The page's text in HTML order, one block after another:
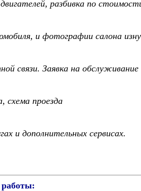
разбивка по
и фотографии салона
связи. Заявка на обслуживание
схема проезда
и дополнительных сервисах.
работы: